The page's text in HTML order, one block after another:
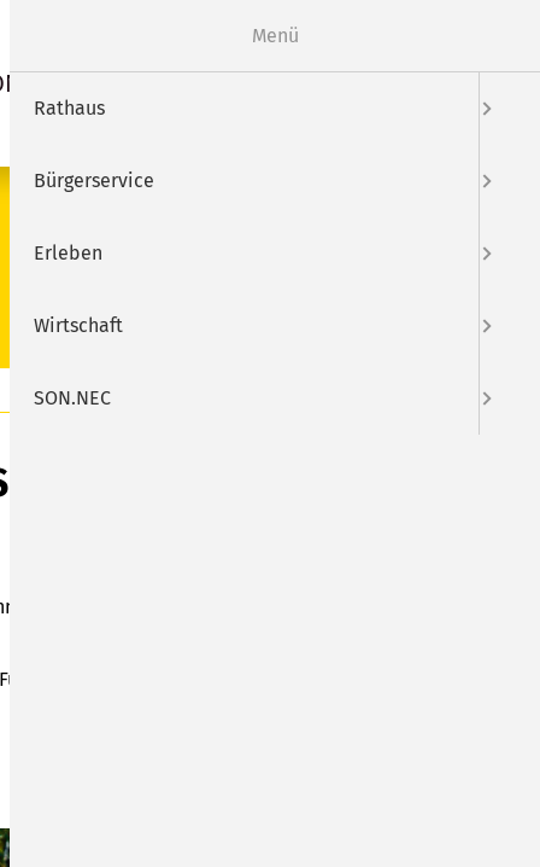
Webcam
Museum
im SOMSO Museum. Von 14:00 bis 17:00 Uhr
und um 16:30 Uhr eine
Menü
Rathaus
Bürgerservice
Erleben
Wirtschaft
SON.NEC